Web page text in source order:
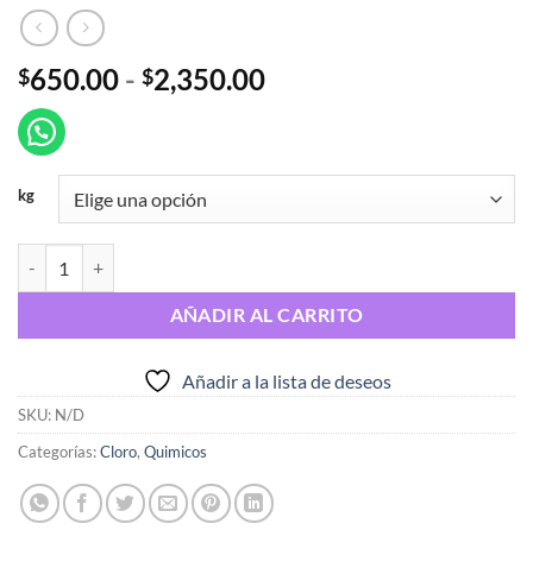
$650.00 - $2,350.00Rango
hasta
kg
AÑADIR AL CARRITO
Añadir a la lista de deseos
SKU: N/D
Categorías:Cloro, Quimicos